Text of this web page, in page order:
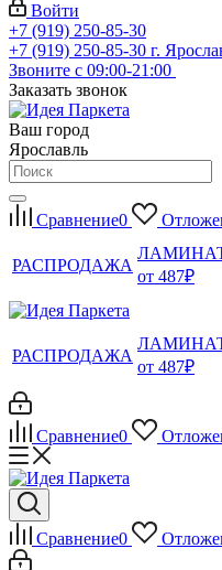
Войти
+7 (919) 250-85-30
+7 (919) 250-85-30 г.
Звоните с 09:00-21:00
Заказать звонок
Ваш город
Ярославль
Сравнение0
РАСПРОДАЖА
от 487₽
РАСПРОДАЖА
от 487₽
Сравнение0
Сравнение0